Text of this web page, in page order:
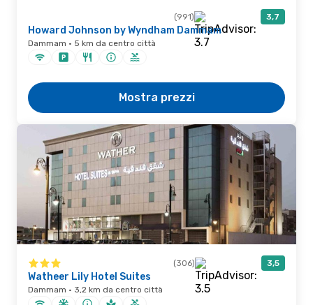
(991) 3,7
Howard Johnson by Wyndham Dammam
Dammam · 5 km da centro città
Mostra prezzi
(306) 3,5
Watheer Lily Hotel Suites
Dammam · 3,2 km da centro città